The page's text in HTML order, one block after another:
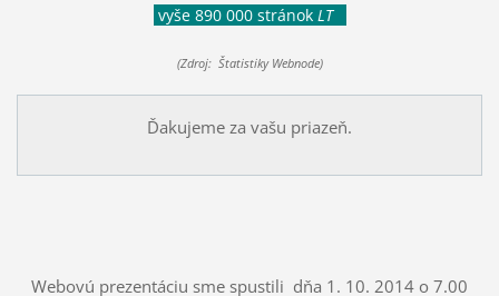
vyše 890 000 stránok LT
(Zdroj: Štatistiky Webnode)
Ďakujeme za vašu priazeň.
Webovú prezentáciu sme spustili dňa 1. 10. 2014 o 7.00